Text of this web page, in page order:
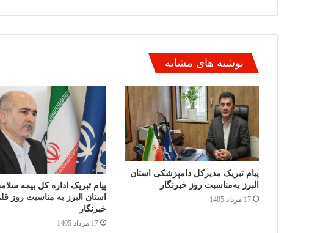
نوشته های مشابه
پیام تبریک مدیرکل دامپزشکی استان
البرز به‌مناسبت روز خبرنگار
17 مرداد 1405
پیام تبریک اداره کل بیمه
استان البرز به مناسبت روز
خبرنگار
17 مرداد 1405